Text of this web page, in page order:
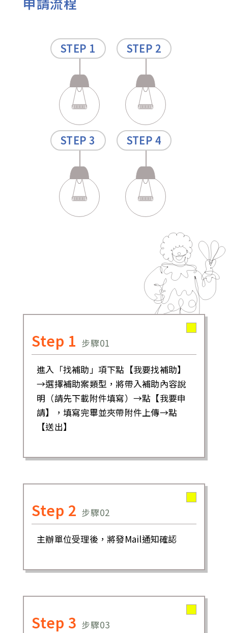
STEP 1 STEP 2
STEP 3 STEP 4
Step 1 步驟01
進入「找補助」項下點【我要找補助】
→選擇補助案類型，將帶入補助內容說
明（請先下載附件填寫）→點【我要申
請】，填寫完畢並夾帶附件上傳→點
【送出】
Step 2 步驟02
主辦單位受理後，將發Mail通知確認
Step 3 步驟03